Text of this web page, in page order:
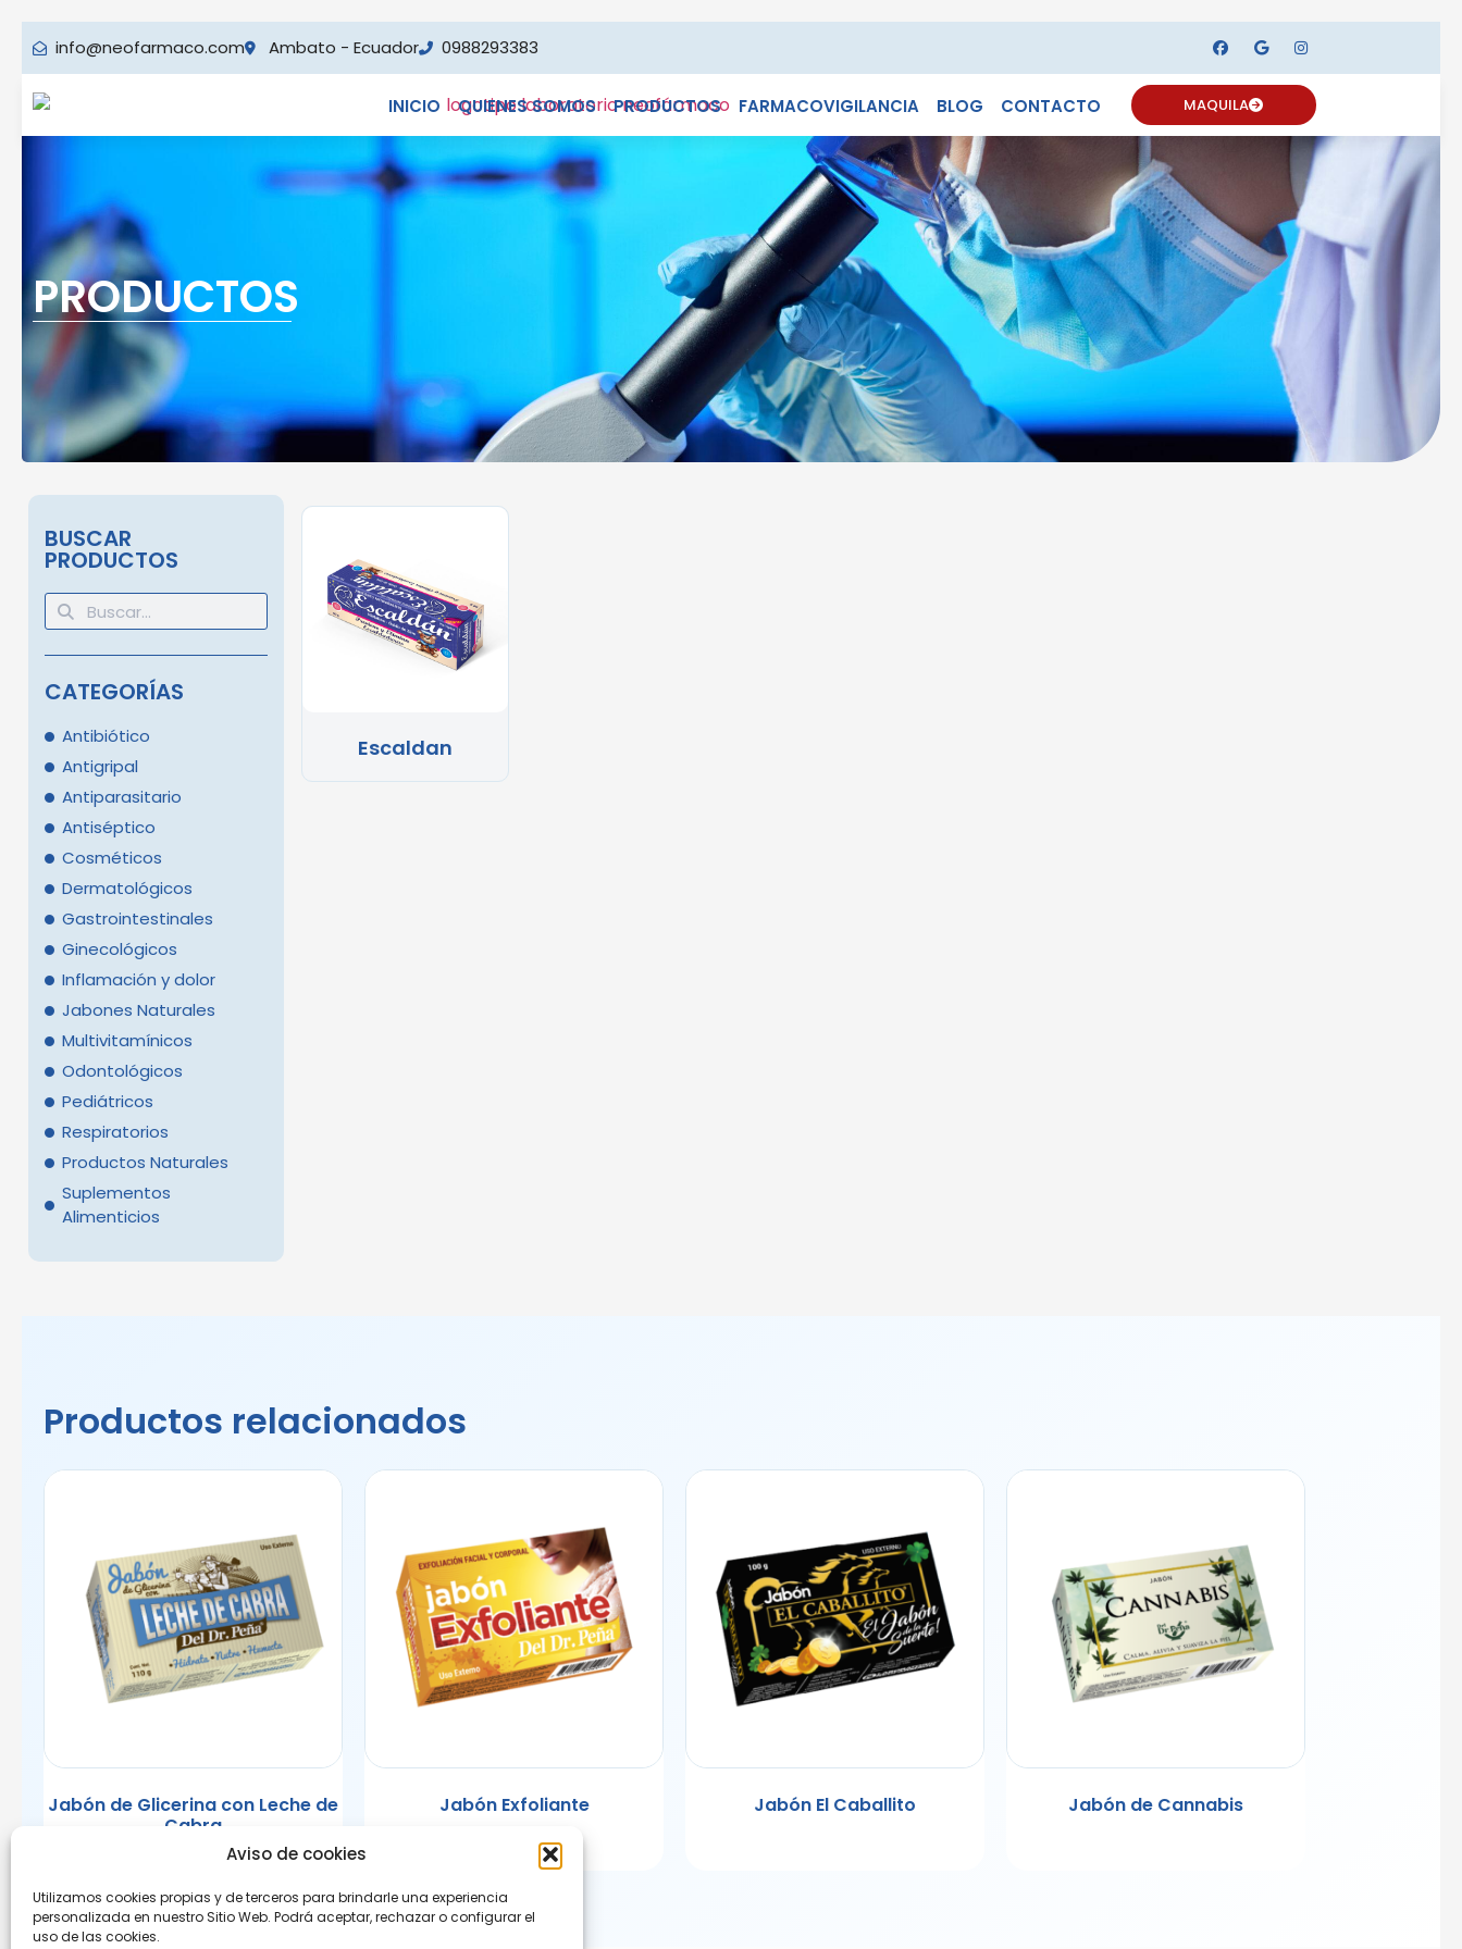
Aviso de cookies
Utilizamos cookies propias y de terceros para brindarle una experiencia
personalizada en nuestro Sitio Web. Podrá aceptar, rechazar o configurar el
uso de las cookies.
info@neofarmaco.com Ambato - Ecuador 0988293383
INICIO QUIENES SOMOS PRODUCTOS FARMACOVIGILANCIA BLOG CONTACTO MAQUILA
PRODUCTOS
BUSCAR
PRODUCTOS
CATEGORÍAS
Antibiótico
Antigripal
Antiparasitario
Antiséptico
Cosméticos
Dermatológicos
Gastrointestinales
Ginecológicos
Inflamación y dolor
Jabones Naturales
Multivitamínicos
Odontológicos
Pediátricos
Respiratorios
Productos Naturales
Suplementos
Alimenticios
Escaldan
Productos relacionados
Jabón de Glicerina con Leche de
Cabra
Jabón Exfoliante Jabón El Caballito Jabón de Cannabis